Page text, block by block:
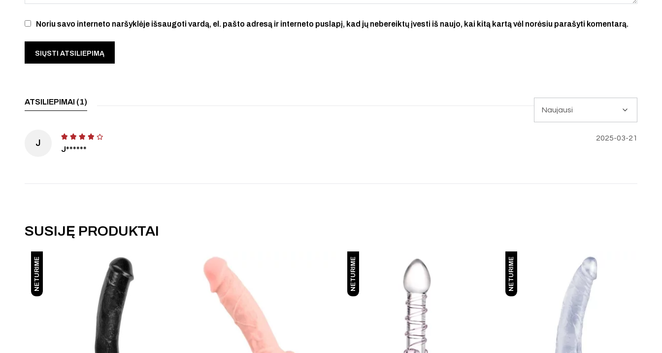
Noriu savo interneto naršyklėje išsaugoti vardą, el. pašto adresą ir interneto puslapį, kad jų nebereiktų įvesti iš naujo, kai kitą kartą vėl norėsiu parašyti komentarą.
ATSILIEPIMAI (1)
J
J******
2025-03-21
SUSIJĘ PRODUKTAI
NETURIME NETURIME NETURIME